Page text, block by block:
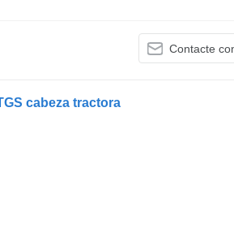
Contacte
cabeza tractora